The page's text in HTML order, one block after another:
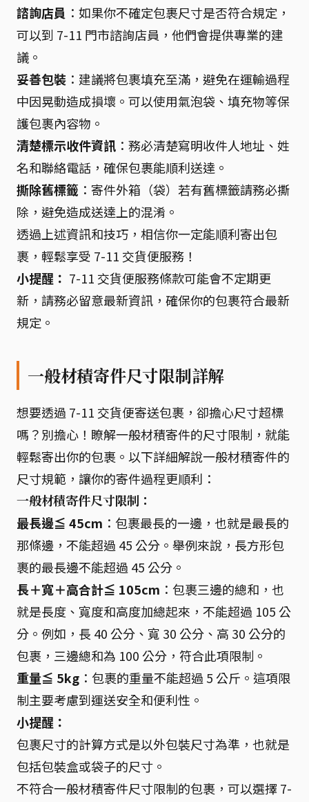
諮詢店員 ：如果你不確定包裹尺寸是否符合規定，
可以到 7-11 門市諮詢店員，他們會提供專業的建
議。
妥善包裝 ：建議將包裹填充至滿，避免在運輸過程
中因晃動造成損壞。可以使用氣泡袋、填充物等保
護包裹內容物。
清楚標示收件資訊 ：務必清楚寫明收件人地址、姓
名和聯絡電話，確保包裹能順利送達。
撕除舊標籤 ：寄件外箱（袋）若有舊標籤請務必撕
除，避免造成送達上的混淆。
透過上述資訊和技巧，相信你一定能順利寄出包
裹，輕鬆享受 7-11 交貨便服務！
小提醒： 7-11 交貨便服務條款可能會不定期更
新，請務必留意最新資訊，確保你的包裹符合最新
規定。
一般材積寄件尺寸限制詳解
想要透過 7-11 交貨便寄送包裹，卻擔心尺寸超標
嗎？別擔心！瞭解一般材積寄件的尺寸限制，就能
輕鬆寄出你的包裹。以下詳細解說一般材積寄件的
尺寸規範，讓你的寄件過程更順利：
一般材積寄件尺寸限制：
最長邊≦ 45cm ：包裹最長的一邊，也就是最長的
那條邊，不能超過 45 公分。舉例來說，長方形包
裹的最長邊不能超過 45 公分。
長＋寬＋高合計≦ 105cm ：包裹三邊的總和，也
就是長度、寬度和高度加總起來，不能超過 105 公
分。例如，長 40 公分、寬 30 公分、高 30 公分的
包裹，三邊總和為 100 公分，符合此項限制。
重量≦ 5kg ：包裹的重量不能超過 5 公斤。這項限
制主要考慮到運送安全和便利性。
小提醒：
包裹尺寸的計算方式是以外包裝尺寸為準，也就是
包括包裝盒或袋子的尺寸。
不符合一般材積寄件尺寸限制的包裹，可以選擇 7-